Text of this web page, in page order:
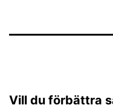
Vill du förbättra